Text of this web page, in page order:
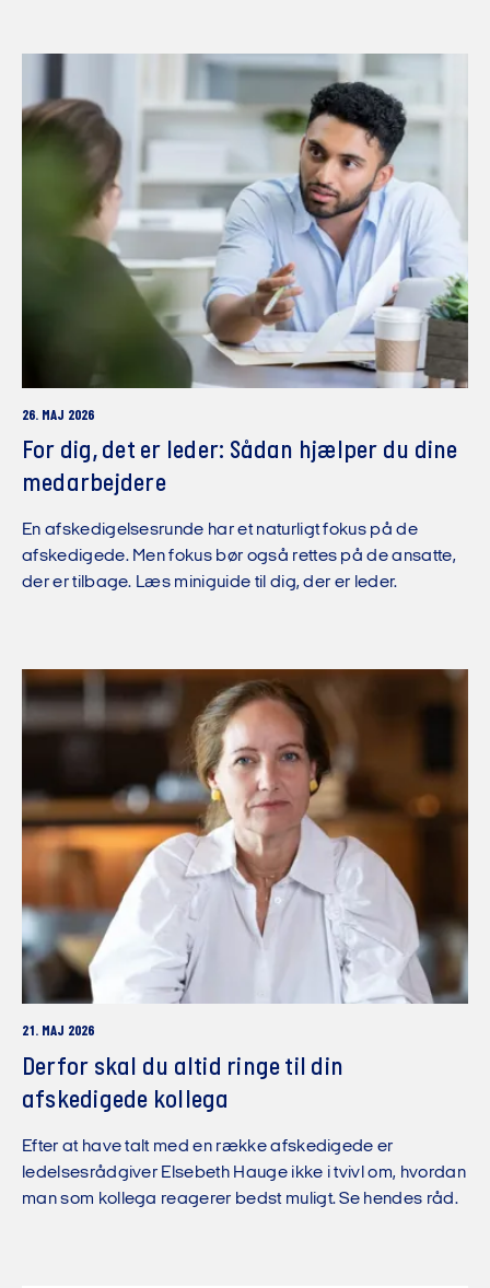
26. MAJ 2026
For dig, det er leder: Sådan hjælper du dine
medarbejdere
En afskedigelsesrunde har et naturligt fokus på de
afskedigede. Men fokus bør også rettes på de ansatte,
der er tilbage. Læs miniguide til dig, der er leder.
21. MAJ 2026
Derfor skal du altid ringe til din
afskedigede kollega
Efter at have talt med en række afskedigede er
ledelsesrådgiver Elsebeth Hauge ikke i tvivl om, hvordan
man som kollega reagerer bedst muligt. Se hendes råd.